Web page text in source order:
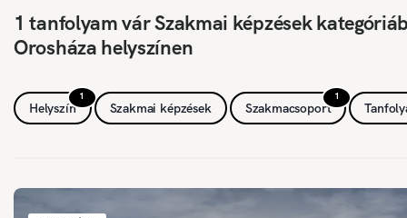
1 tanfolyam vár Szakmai képzések
Orosháza helyszínen
1
Helyszín Szakmai képzések
1
Szakmacsoport